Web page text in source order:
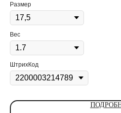
Размер
Вес
ШтрихКод